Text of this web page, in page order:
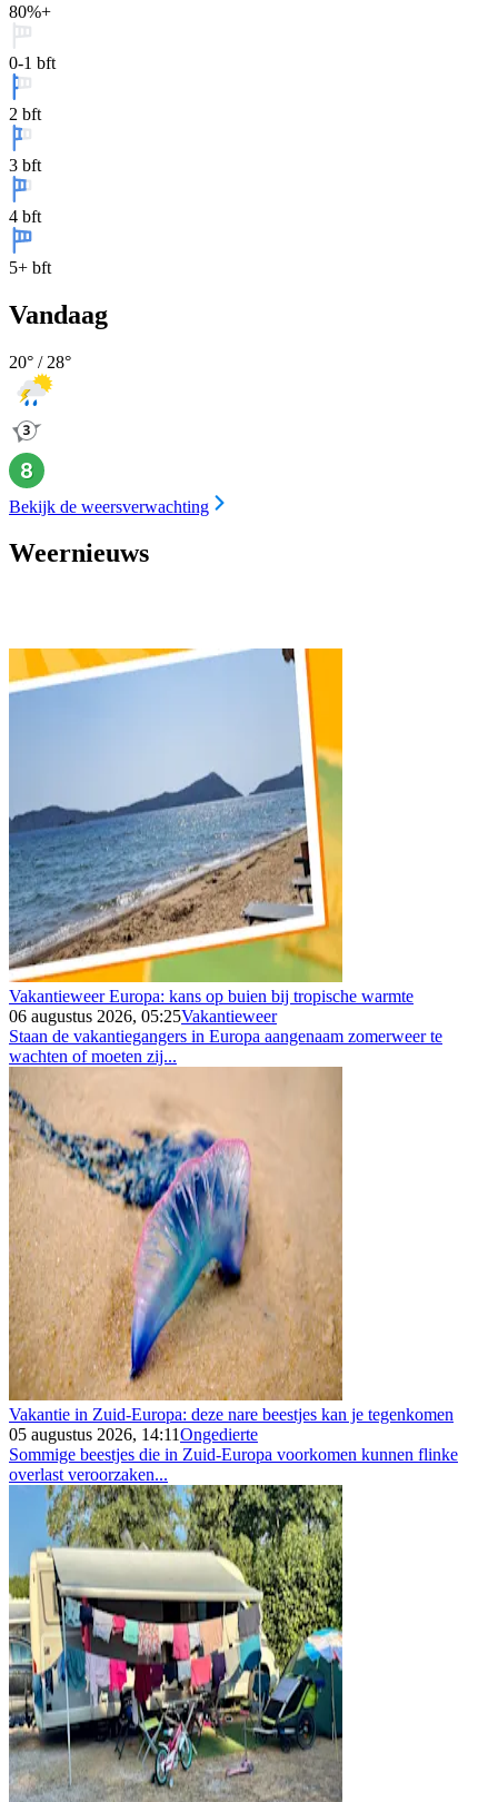
80%+
0-1 bft
2 bft
3 bft
4 bft
5+ bft
Vandaag
20° / 28°
Bekijk de weersverwachting
Weernieuws
Vakantieweer Europa: kans op buien bij tropische warmte
06 augustus 2026, 05:25Vakantieweer
Staan de vakantiegangers in Europa aangenaam zomerweer te
wachten of moeten zij...
Vakantie in Zuid-Europa: deze nare beestjes kan je tegenkomen
05 augustus 2026, 14:11Ongedierte
Sommige beestjes die in Zuid-Europa voorkomen kunnen flinke
overlast veroorzaken...